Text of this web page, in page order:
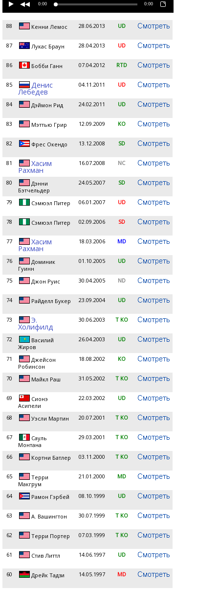
0:00 0:00
88 Кенни Лемос 28.06.2013 UD
87 Лукас Браун 28.04.2013 UD
86 Бобби Ганн 07.04.2012 RTD
85 Денис
Лебедев
04.11.2011 UD
84 Дэймон Рид 24.02.2011 UD
83 Мэттью Грир 12.09.2009 KO
82 Фрес Окендо 13.12.2008 SD
81 Хасим
Рахман
16.07.2008 NC
80
Дэнни
Бэтчельдер
24.05.2007 SD
79 Сэмюэл Питер 06.01.2007 UD
78 Сэмюэл Питер 02.09.2006 SD
77 Хасим
Рахман
18.03.2006 MD
76
Доминик
Гуинн
01.10.2005 UD
75 Джон Руис 30.04.2005 ND
74 Райделл Букер 23.09.2004 UD
73 Э.
Холифилд
30.06.2003 T KO
72
Василий
Жиров
26.04.2003 UD
71
Джейсон
Робинсон
18.08.2002 KO
70 Майкл Раш 31.05.2002 T KO
69
Сионэ
Асипели
22.03.2002 UD
68 Уэсли Мартин 20.07.2001 T KO
67
Сауль
Монтана
29.03.2001 T KO
66 Кортни Батлер 03.11.2000 T KO
65
Терри
Макгрум
21.01.2000 MD
64 Рамон Гэрбей 08.10.1999 UD
63 А. Вашингтон 30.07.1999 T KO
62 Терри Портер 07.03.1999 T KO
61 Стив Литтл 14.06.1997 UD
60 Дрейк Тадзи 14.05.1997 MD